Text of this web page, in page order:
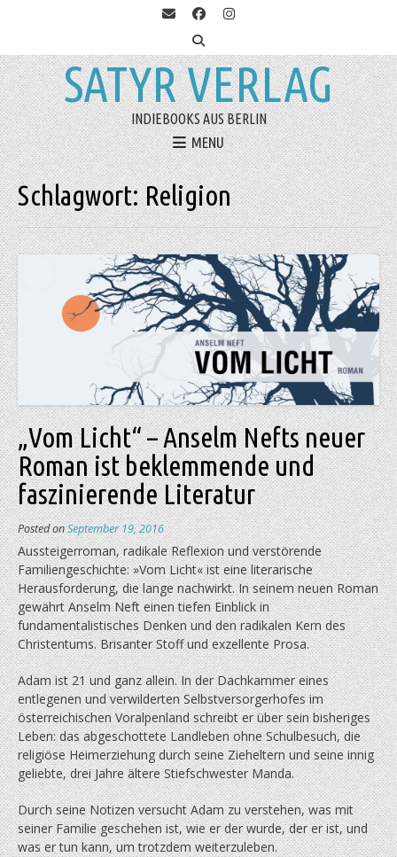
SATYR VERLAG
INDIEBOOKS AUS BERLIN
MENU
Schlagwort:Religion
„Vom Licht“ – Anselm Nefts neuer
Roman ist beklemmende und
faszinierende Literatur
Posted onSeptember 19, 2016
Aussteigerroman, radikale Reflexion und verstörende
Familiengeschichte: »Vom Licht« ist eine literarische
Herausforderung, die lange nachwirkt. In seinem neuen Roman
gewährt Anselm Neft einen tiefen Einblick in
fundamentalistisches Denken und den radikalen Kern des
Christentums. Brisanter Stoff und exzellente Prosa.
Adam ist 21 und ganz allein. In der Dachkammer eines
entlegenen und verwilderten Selbstversorgerhofes im
österreichischen Voralpenland schreibt er über sein bisheriges
Leben: das abgeschottete Landleben ohne Schulbesuch, die
religiöse Heimerziehung durch seine Zieheltern und seine innig
geliebte, drei Jahre ältere Stiefschwester Manda.
Durch seine Notizen versucht Adam zu verstehen, was mit
seiner Familie geschehen ist, wie er der wurde, der er ist, und
was er tun kann, um trotzdem weiterzuleben.